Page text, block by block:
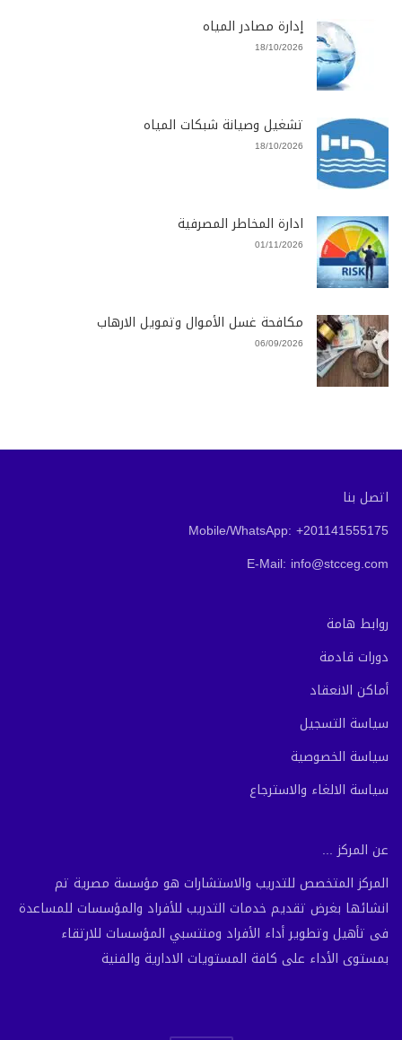
إدارة مصادر المياه
18/10/2026
تشغيل وصيانة شبكات المياه
18/10/2026
ادارة المخاطر المصرفية
01/11/2026
مكافحة غسل الأموال وتمويل الارهاب
06/09/2026
اتصل بنا
Mobile/WhatsApp: +201141555175
E-Mail: info@stcceg.com
روابط هامة
دورات قادمة
أماكن الانعقاد
سياسة التسجيل
سياسة الخصوصية
سياسة الالغاء والاسترجاع
عن المركز ...
المركز المتخصص للتدريب والاستشارات هو مؤسسة مصرية تم
انشائها بغرض تقديم خدمات التدريب للأفراد والمؤسسات للمساعدة
فى تأهيل وتطوير أداء الأفراد ومنتسبي المؤسسات للارتقاء
بمستوى الأداء على كافة المستويات الادارية والفنية